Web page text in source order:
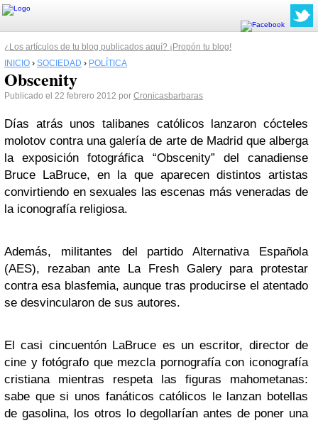
¿Los artículos de tu blog publicados aquí? ¡Propón tu blog!
INICIO › SOCIEDAD › POLÍTICA
Obscenity
Publicado el 22 febrero 2012 por Cronicasbarbaras
Días atrás unos talibanes católicos lanzaron cócteles
molotov contra una galería de arte de Madrid que alberga
la exposición fotográfica “Obscenity” del canadiense
Bruce LaBruce, en la que aparecen distintos artistas
convirtiendo en sexuales las escenas más veneradas de
la iconografía religiosa.
Además, militantes del partido Alternativa Española
(AES), rezaban ante La Fresh Galery para protestar
contra esa blasfemia, aunque tras producirse el atentado
se desvincularon de sus autores.
El casi cincuentón LaBruce es un escritor, director de
cine y fotógrafo que mezcla pornografía con iconografía
cristiana mientras respeta las figuras mahometanas:
sabe que si unos fanáticos católicos le lanzan botellas
de gasolina, los otros lo degollarían antes de poner una